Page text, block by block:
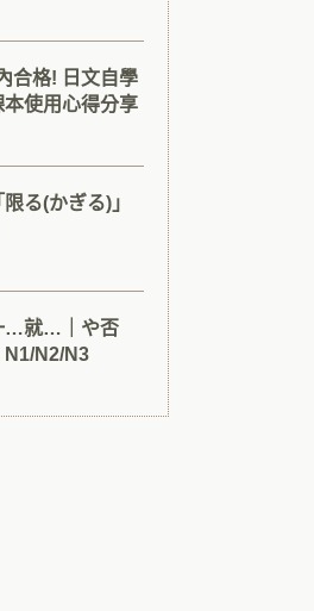
合格! 日文自學
使用心得分享
る(かぎる)」
…就…｜や否
N1/N2/N3